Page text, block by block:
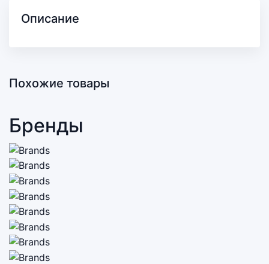
Описание
Похожие товары
Бренды